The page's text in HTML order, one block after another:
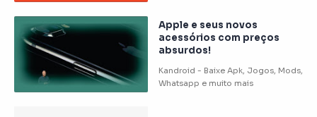
Apple e seus novos
acessórios com preços
absurdos!